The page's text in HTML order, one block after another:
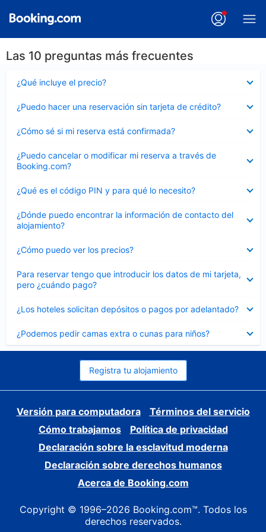
Las 10 preguntas más frecuentes
¿Qué incluye el precio?
cerrado
¿Puedo hacer una reservación sin tarjeta de crédito?
cerrado
¿Cómo sé si mi reserva está confirmada?
cerrado
¿Puedo cancelar o modificar mi reserva a través de
Booking.com?
cerrado
¿Qué es el código PIN y para qué lo necesito?
cerrado
¿Dónde puedo encontrar la información de contacto del
alojamiento?
cerrado
¿Cómo puedo ver los precios?
cerrado
Para reservar tengo que introducir los datos de mi tarjeta,
pero ¿cuándo pago?
cerrado
¿Los hoteles solicitan depósitos o pagos por adelantado?
cerrado
¿Podemos pedir camas extra o cunas para niños?
cerrado
Registra tu alojamiento
Versión para computadora
Términos del servicio
Cómo trabajamos
Política de privacidad
Declaración sobre la esclavitud moderna
Declaración sobre derechos humanos
Acerca de Booking.com
Copyright © 1996–2026 Booking.com™. Todos los
derechos reservados.